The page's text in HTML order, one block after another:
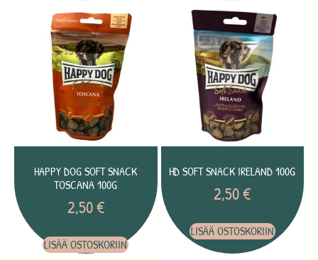
HAPPY DOG SOFT SNACK
TOSCANA 100G
2,50€
LISÄÄ OSTOSKORIIN
HD SOFT SNACK IRELAND 100G
2,50€
LISÄÄ OSTOSKORIIN